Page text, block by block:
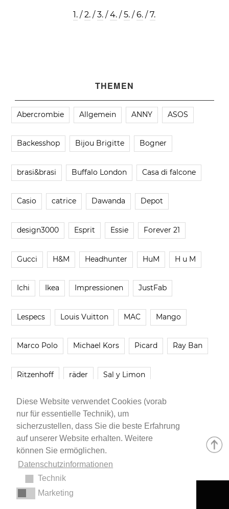
Diese Website verwendet Cookies (vorab
nur für essentielle Technik), um
sicherzustellen, dass Sie die beste Erfahrung
auf unserer Website erhalten. Weitere
können Sie ermöglichen.
Datenschutzinformationen
Technik
Marketing
1. /2. /3. /4. /5. /6. /7.
THEMEN
Abercrombie Allgemein ANNY ASOS
Backesshop Bijou Brigitte Bogner
brasi&brasi Buffalo London Casa di falcone
Casio catrice Dawanda Depot
design3000 Esprit Essie Forever 21
Gucci H&M Headhunter HuM H u M
Ichi Ikea Impressionen JustFab
Lespecs Louis Vuitton MAC Mango
Marco Polo Michael Kors Picard Ray Ban
Ritzenhoff räder Sal y Limon
Smartbuyglasses smash! Steve Madden
Younique Zara
Impressum